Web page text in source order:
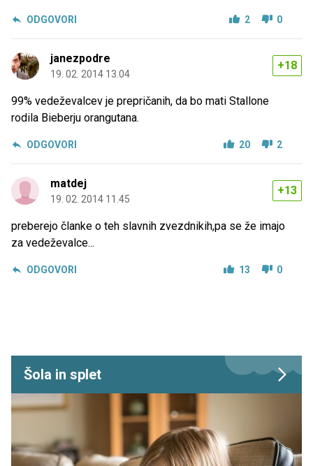
ODGOVORI 2 0
janezpodre
19. 02. 2014 13.04
+18
99% vedeževalcev je prepričanih, da bo mati Stallone
rodila Bieberju orangutana.
ODGOVORI 20 2
matdej
19. 02. 2014 11.45
+13
preberejo članke o teh slavnih zvezdnikih,pa se že imajo
za vedeževalce...
ODGOVORI 13 0
Šola in splet